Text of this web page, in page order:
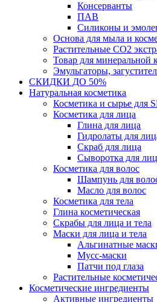
Консерванты
ПАВ
Силиконы и
Основа для мыла и
Растительные СО2
Товар для минеральной
Эмульгаторы,
СКИДКИ ДО 50%
Натуральная косметика
Косметика и сырье для
Косметика для лица
Глина для лица
Гидролаты для
Скраб для лица
Сыворотка для
Косметика для волос
Шампунь для
Масло для волос
Косметика для тела
Глина косметическая
Скрабы для лица и тела
Маски для лица и тела
Альгинатные
Мусс-маски
Патчи под глаза
Растительные
Косметические ингредиенты
Активные ингредиенты